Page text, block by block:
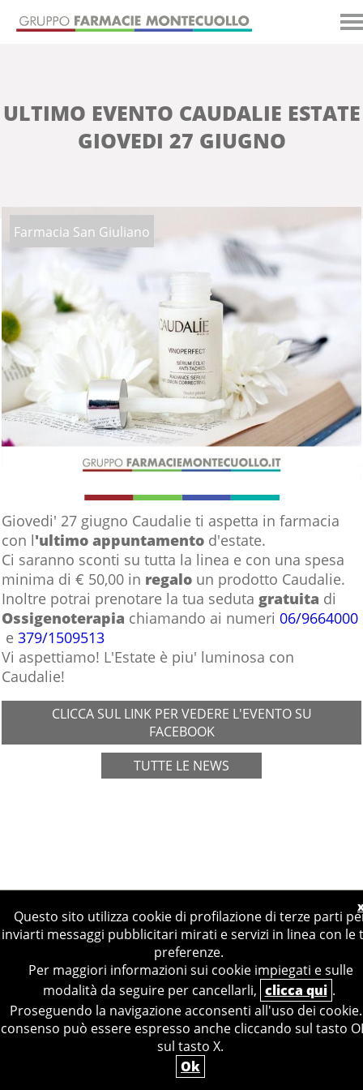
ULTIMO EVENTO CAUDALIE ESTATE
GIOVEDI 27 GIUGNO
Farmacia San Giuliano
Giovedi' 27 giugno Caudalie ti aspetta in farmacia
con l'ultimo appuntamento d'estate.
Ci saranno sconti su tutta la linea e con una spesa
minima di € 50,00 in regalo un prodotto Caudalie.
Inoltre potrai prenotare la tua seduta gratuita di
Ossigenoterapia chiamando ai numeri06/9664000
e379/1509513
Vi aspettiamo! L'Estate è piu' luminosa con
Caudalie!
CLICCA SUL LINK PER VEDERE L'EVENTO SU
FACEBOOK
TUTTE LE NEWS
© 2019, FARMACIA SAN RAFFAELE SAS
P.IVA: 04388481006
PRIVACY
COOKIES
A MEDULA WEB RELEASE
Questo sito utilizza cookie di profilazione di terze parti
inviarti messaggi pubblicitari mirati e servizi in linea con le
preferenze.
Per maggiori informazioni sui cookie impiegati e sulle
modalità da seguire per cancellarli, clicca qui .
Proseguendo la navigazione acconsenti all'uso dei
consenso può essere espresso anche cliccando sul tasto
sul tasto X.
Ok